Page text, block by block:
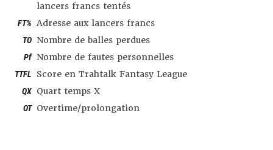
lancers francs tentés
FT% Adresse aux lancers francs
TO Nombre de balles perdues
Pf Nombre de fautes personnelles
TTFL Score en Trahtalk Fantasy League
QX Quart temps X
OT Overtime/prolongation